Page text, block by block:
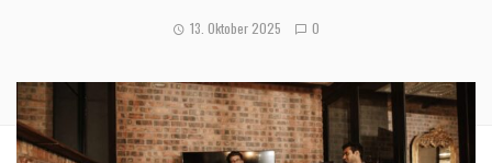
13. Oktober 2025 0